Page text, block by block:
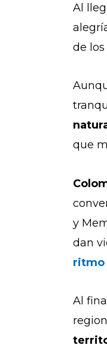
Al
de los
que
y
dan
ritmo
Al